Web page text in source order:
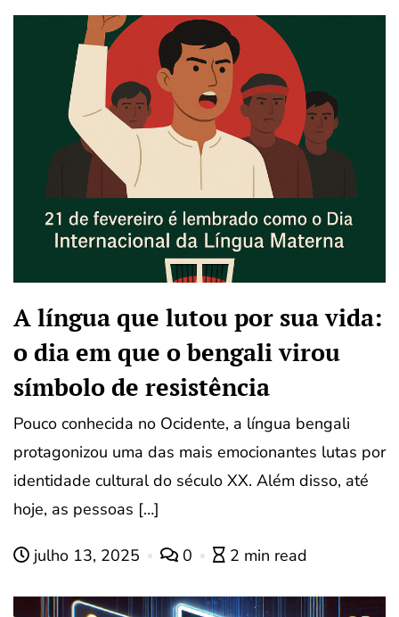
A língua que lutou por sua vida:
o dia em que o bengali virou
símbolo de resistência
Pouco conhecida no Ocidente, a língua bengali
protagonizou uma das mais emocionantes lutas por
identidade cultural do século XX. Além disso, até
hoje, as pessoas […]
julho 13, 2025 0 2 min read